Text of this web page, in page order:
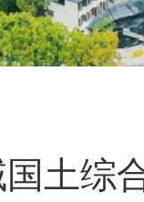
综合